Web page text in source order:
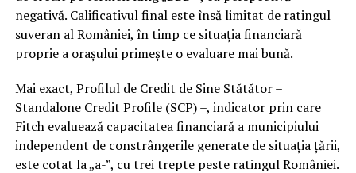
negativă. Calificativul final este însă limitat de ratingul
suveran al României, în timp ce situația financiară
proprie a orașului primește o evaluare mai bună.
Mai exact, Profilul de Credit de Sine Stătător –
Standalone Credit Profile (SCP) –, indicator prin care
Fitch evaluează capacitatea financiară a municipiului
independent de constrângerile generate de situația țării,
este cotat la „a-”, cu trei trepte peste ratingul României.